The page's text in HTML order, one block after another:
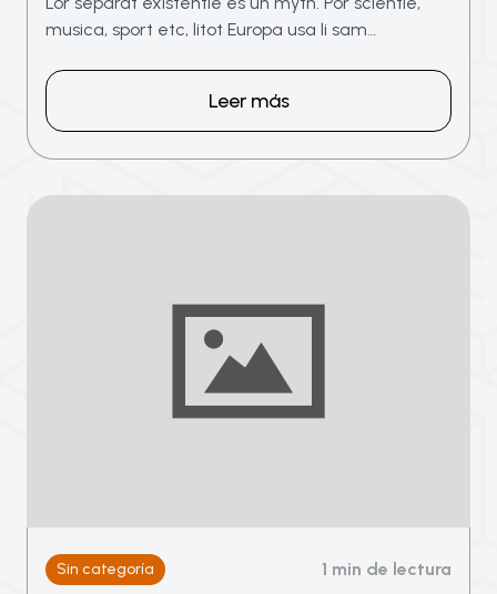
musica, sport etc, litot Europa usa li sam…
Leer más
Sin categoría 1 min de lectura